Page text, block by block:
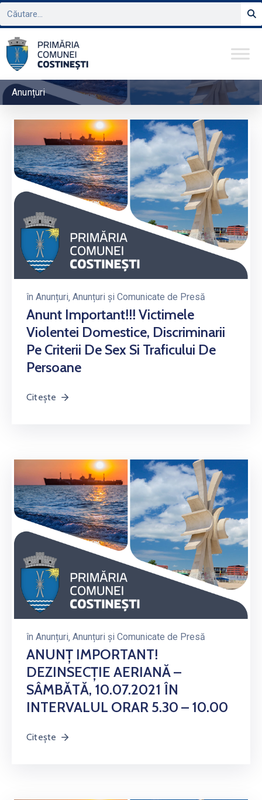
Anunțuri
în Anunțuri‚ Anunțuri și Comunicate de Presă
Anunt Important!!! Victimele
Violentei Domestice, Discriminarii
Pe Criterii De Sex Si Traficului De
Persoane
Citește
în Anunțuri‚ Anunțuri și Comunicate de Presă
ANUNȚ IMPORTANT!
DEZINSECȚIE AERIANĂ –
SÂMBĂTĂ, 10.07.2021 ÎN
INTERVALUL ORAR 5.30 – 10.00
Citește